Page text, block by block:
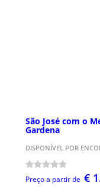
São José com o
Gardena
DISPONÍVEL POR
Preço a partir de €